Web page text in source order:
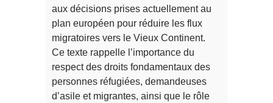
aux décisions prises actuellement au
plan européen pour réduire les flux
migratoires vers le Vieux Continent.
Ce texte rappelle l’importance du
respect des droits fondamentaux des
personnes réfugiées, demandeuses
d’asile et migrantes, ainsi que le rôle